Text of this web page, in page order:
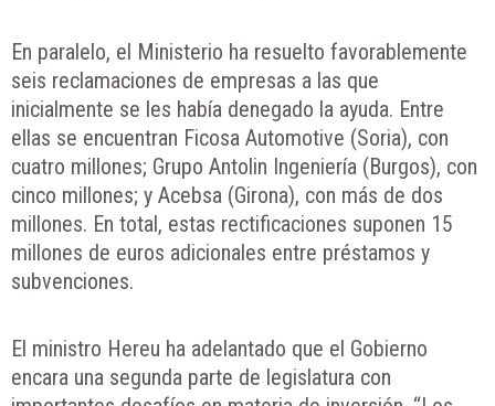
En paralelo, el Ministerio ha resuelto favorablemente
seis reclamaciones de empresas a las que
inicialmente se les había denegado la ayuda. Entre
ellas se encuentran Ficosa Automotive (Soria), con
cuatro millones; Grupo Antolin Ingeniería (Burgos), con
cinco millones; y Acebsa (Girona), con más de dos
millones. En total, estas rectificaciones suponen 15
millones de euros adicionales entre préstamos y
subvenciones.
El ministro Hereu ha adelantado que el Gobierno
encara una segunda parte de legislatura con